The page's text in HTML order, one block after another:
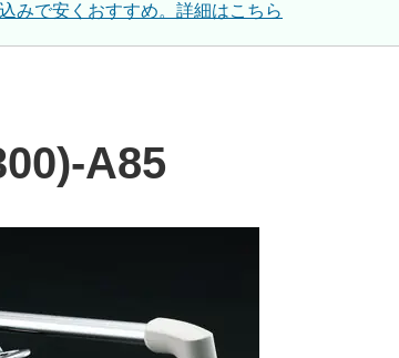
みで安くおすすめ。詳細はこちら
A85